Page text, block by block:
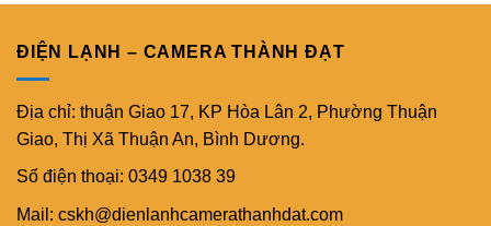
ĐIỆN LẠNH – CAMERA THÀNH ĐẠT
Địa chỉ: thuận Giao 17, KP Hòa Lân 2, Phường Thuận
Giao, Thị Xã Thuận An, Bình Dương.
Số điện thoại: 0349 1038 39
Mail: cskh@dienlanhcamerathanhdat.com